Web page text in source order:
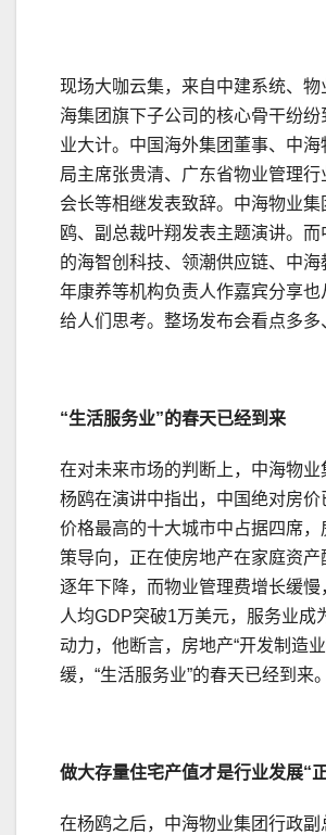
现场大咖云集，来自中建系统、物
海集团旗下子公司的核心骨干纷
业大计。中国海外集团董事、中
局主席张贵清、广东省物业管理行
会长等相继发表致辞。中海物业
鸥、副总裁叶翔发表主题演讲。
的海智创科技、领潮供应链、中海
年康养等机构负责人作嘉宾分享也
给人们思考。整场发布会看点多多
“生活服务业”的春天已经到来
在对未来市场的判断上，中海物业
杨鸥在演讲中指出，中国绝对房价
价格最高的十大城市中占据四席，
策导向，正在使房地产在家庭资产
逐年下降，而物业管理费增长缓慢
人均GDP突破1万美元，服务业成
动力，他断言，房地产“开发制造
缓，“生活服务业”的春天已经到来。
做大存量住宅产值才是行业发展“
在杨鸥之后，中海物业集团行政副